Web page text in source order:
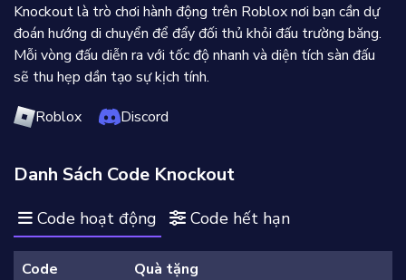
Knockout là trò chơi hành động trên Roblox nơi bạn cần dự
đoán hướng di chuyển để đẩy đối thủ khỏi đấu trường băng.
Mỗi vòng đấu diễn ra với tốc độ nhanh và diện tích sàn đấu
sẽ thu hẹp dần tạo sự kịch tính.
Roblox
Discord
Danh Sách Code Knockout
Code hoạt động Code hết hạn
Code
Quà tặng